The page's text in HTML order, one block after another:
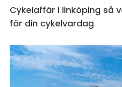
Cykelaffär i linköping så väljer du rätt butik
för din cykelvardag